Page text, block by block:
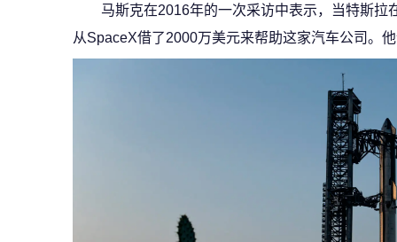
马斯克在2016年的一次采访中表示，当特斯
从SpaceX借了2000万美元来帮助这家汽车公司。